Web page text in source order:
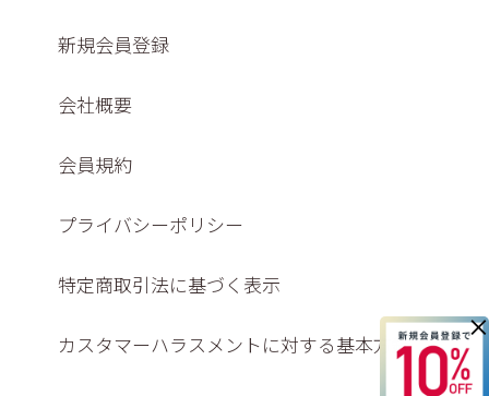
×
新規会員登録
会社概要
会員規約
プライバシーポリシー
特定商取引法に基づく表示
カスタマーハラスメントに対する基本方針